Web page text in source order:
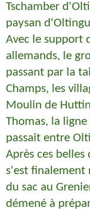
Tschamber
paysan
Avec le support
allemands, le
passant par la
Champs, les
Moulin de
Thomas, la
passait entre
Après ces
s'est finalement
du sac au
démené à